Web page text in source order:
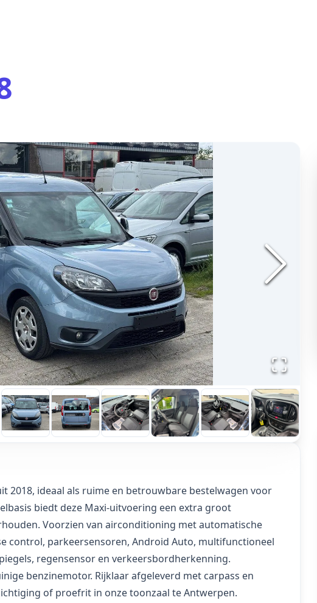
2018, ideaal als ruime en betrouwbare bestelwagen voor
biedt deze Maxi-uitvoering een extra groot
Voorzien van airconditioning met automatische
control, parkeersensoren, Android Auto, multifunctioneel
regensensor en verkeersbordherkenning.
benzinemotor. Rijklaar afgeleverd met carpass en
of proefrit in onze toonzaal te Antwerpen.